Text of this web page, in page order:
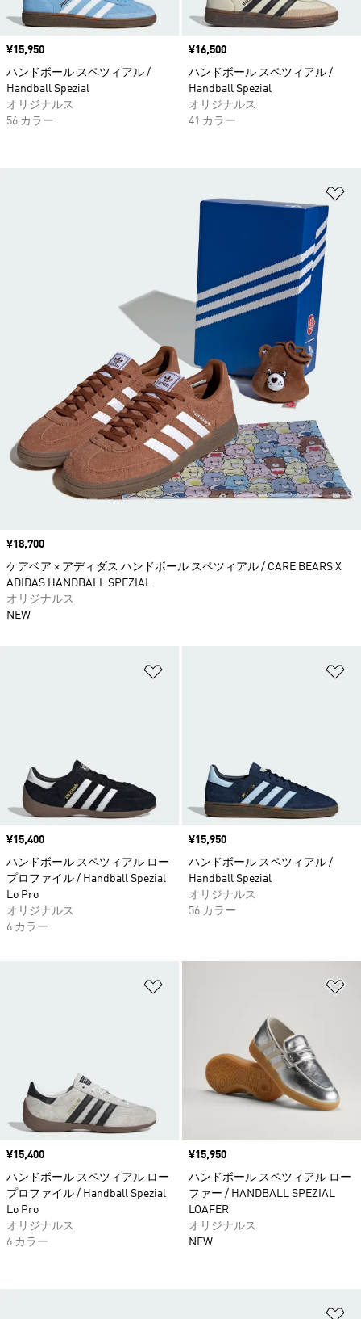
価格
¥15,950
ハンドボール スペツィアル /
Handball Spezial
オリジナルス
56 カラー
価格
¥16,500
ハンドボール スペツィアル /
Handball Spezial
オリジナルス
41 カラー
価格
¥15,400
ハンドボール スペツィアル ロー
プロファイル / Handball Spezial
Lo Pro
オリジナルス
6 カラー
価格
¥15,950
ハンドボール スペツィアル /
Handball Spezial
オリジナルス
56 カラー
価格
¥15,400
ハンドボール スペツィアル ロー
プロファイル / Handball Spezial
Lo Pro
オリジナルス
6 カラー
価格
¥15,950
ハンドボール スペツィアル ロー
ファー / HANDBALL SPEZIAL
LOAFER
オリジナルス
NEW
価格
¥18,700
ケアベア × アディダス ハンドボール スペツィアル / CARE BEARS X
ADIDAS HANDBALL SPEZIAL
オリジナルス
NEW